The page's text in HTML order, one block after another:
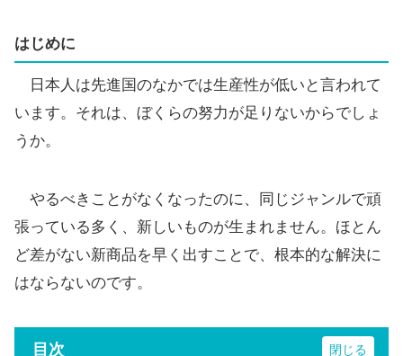
はじめに
日本人は先進国のなかでは生産性が低いと言われて
います。それは、ぼくらの努力が足りないからでしょ
うか。
やるべきことがなくなったのに、同じジャンルで頑
張っている多く、新しいものが生まれません。ほとん
ど差がない新商品を早く出すことで、根本的な解決に
はならないのです。
目次